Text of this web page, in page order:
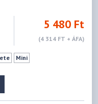
5 480 Ft
(4 314 FT + ÁFA)
Mini